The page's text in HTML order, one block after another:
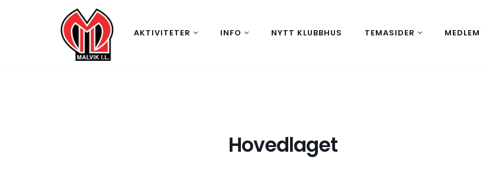
AKTIVITETER INFO NYTT KLUBBHUS TEMASIDER MEDLEM
Hovedlaget